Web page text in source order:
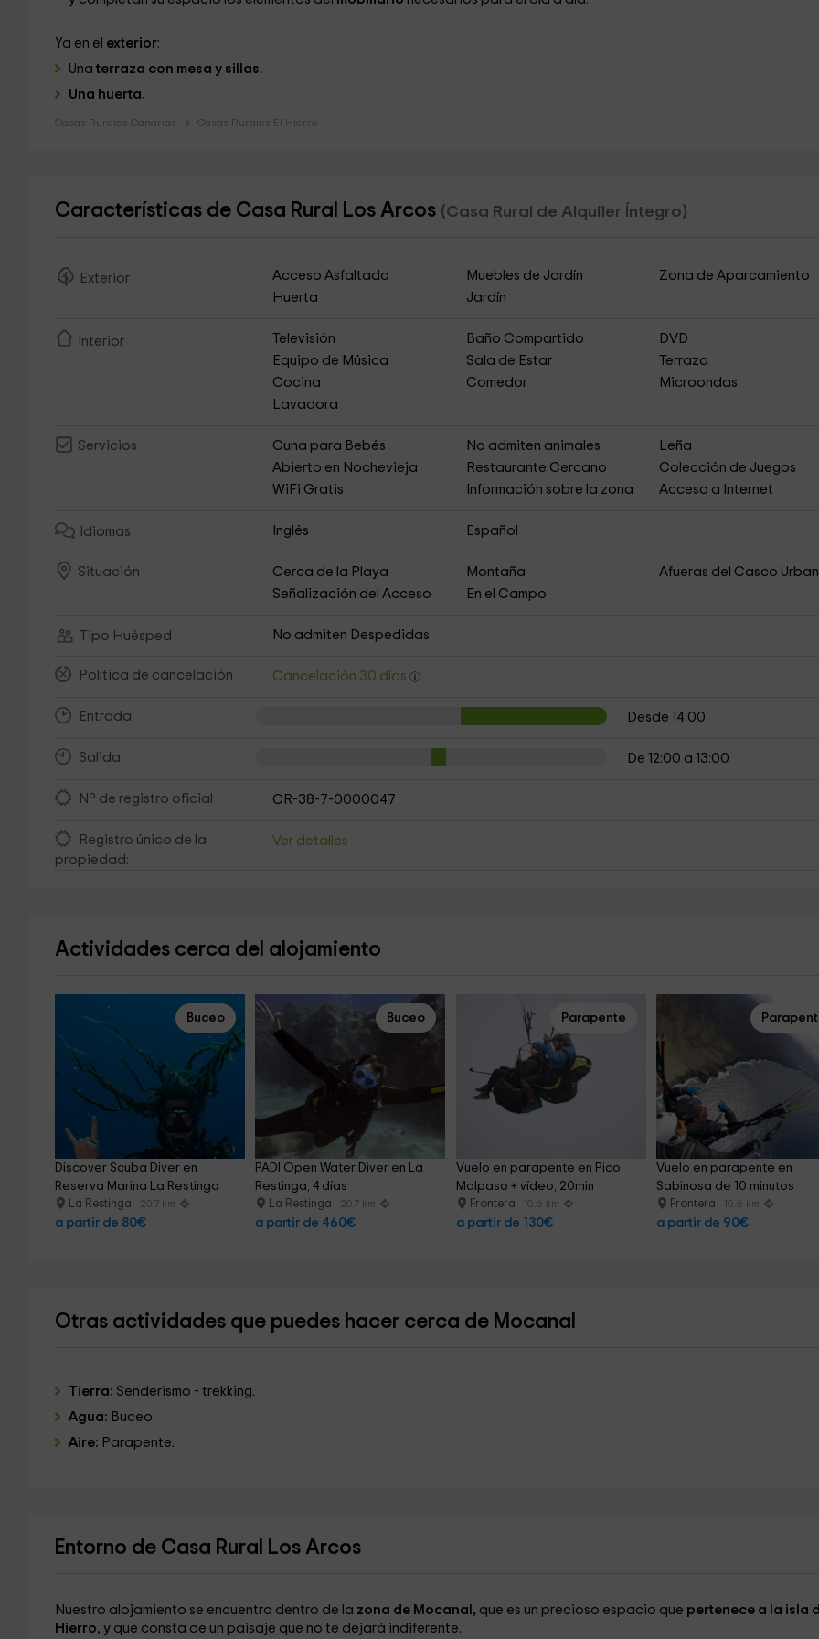
Ya en el exterior:
Una terraza con mesa y sillas.
Una huerta.
Casas Rurales Canarias Casas Rurales El Hierro
Características de Casa Rural Los Arcos (Casa Rural de Alquiler Íntegro)
Exterior Acceso Asfaltado Muebles de Jardín
Zona de Aparcamiento
Huerta
Jardín
Interior Televisión Baño Compartido
DVD
Equipo de Música
Sala de Estar
Terraza
Cocina
Comedor
Microondas
Lavadora
Servicios Cuna para Bebés No admiten animales
Leña
Abierto en Nochevieja
Restaurante Cercano
Colección de Juegos
WiFi Gratis
Información sobre la zona Acceso a Internet
Idiomas Inglés Español
Situación Cerca de la Playa Montaña
Afueras del Casco
Señalización del Acceso
En el Campo
Tipo Huésped No admiten Despedidas
Política de cancelación Cancelación 30 días
Entrada Desde 14:00
Salida De 12:00 a 13:00
Nº de registro oficial CR-38-7-0000047
Registro único de la
propiedad:
Ver detalles
Actividades cerca del alojamiento
Buceo
Discover Scuba Diver en
Reserva Marina La Restinga
La Restinga 20.7 km
a partir de 80€
Buceo
PADI Open Water Diver en La
Restinga, 4 días
La Restinga 20.7 km
a partir de 460€
Parapente
Vuelo en parapente en Pico
Malpaso + vídeo, 20min
Frontera 10.6 km
a partir de 130€
Vuelo en parapente en
Sabinosa de 10 minutos
Frontera 10.6 km
a partir de 90€
Otras actividades que puedes hacer cerca de Mocanal
Tierra: Senderismo - trekking.
Agua: Buceo.
Aire: Parapente.
Entorno de Casa Rural Los Arcos
Nuestro alojamiento se encuentra dentro de la zona de Mocanal, que es un precioso espacio que pertenece a la isla
Hierro, y que consta de un paisaje que no te dejará indiferente.